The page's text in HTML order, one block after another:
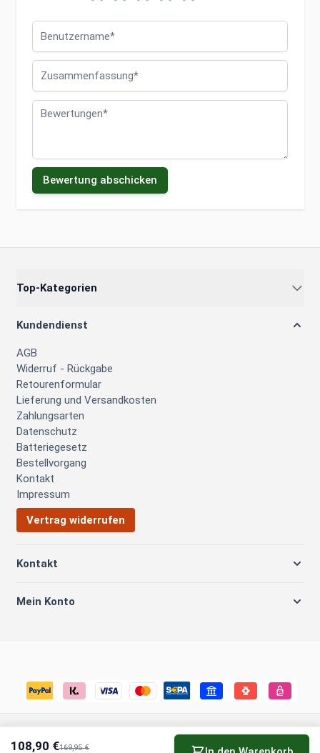
Bewertungen
Bewertung abschicken
Top-Kategorien
Kundendienst
AGB
Widerruf - Rückgabe
Retourenformular
Lieferung und Versandkosten
Zahlungsarten
Datenschutz
Batteriegesetz
Bestellvorgang
Kontakt
Impressum
Vertrag widerrufen
Kontakt
Mein Konto
© 2026 Biker Outfit Schleswig GmbH
108,90 €169,95 €